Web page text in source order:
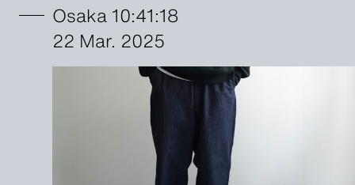
Osaka 10:41:18
22 Mar. 2025